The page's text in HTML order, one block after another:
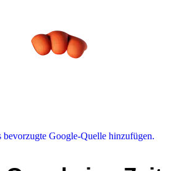
Google-Quelle hinzufügen.